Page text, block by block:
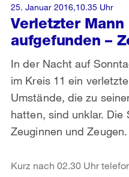
Verletzter
aufgefunden –
In der Nacht auf
im Kreis 11 ein
Umstände, die zu
hatten, sind unklar.
Zeuginnen und Zeugen.
25. Januar 2016,10.35 Uhr
Kurz nach 02.30 Uhr